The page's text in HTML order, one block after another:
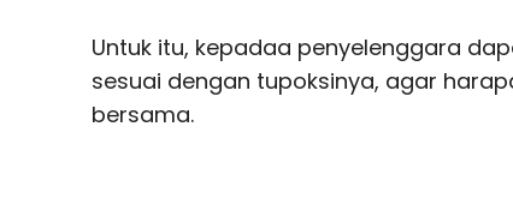
Untuk itu, kepadaa penyelenggara
sesuai dengan tupoksinya, agar
bersama.